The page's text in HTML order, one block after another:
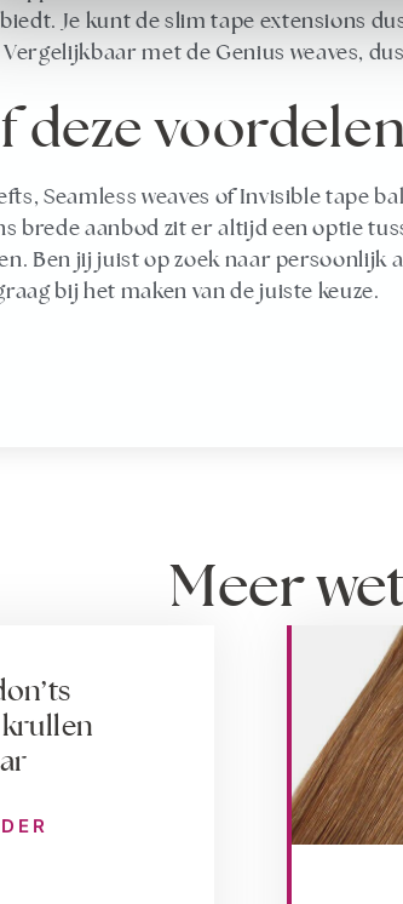
Je kunt de slim tape extensions
met de Genius weaves,
deze
Seamless weaves of Invisible tape
brede aanbod zit er altijd een optie
Ben jij juist op zoek naar
bij het maken van de juiste keuze.
Meer